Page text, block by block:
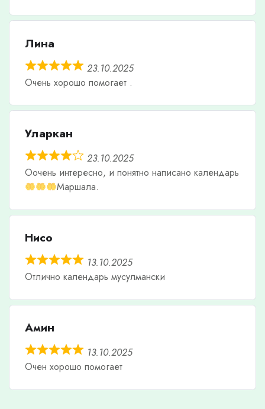
Лина
23.10.2025
Очень хорошо помогает .
Уларкан
23.10.2025
Оочень интересно, и понятно написано календарь
Маршала.
Нисо
13.10.2025
Отлично календарь мусулмански
Амин
13.10.2025
Очен хорошо помогает